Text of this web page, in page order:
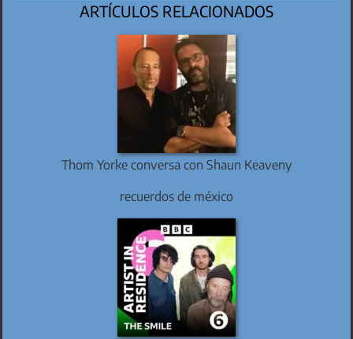
ARTÍCULOS RELACIONADOS
Thom Yorke conversa con Shaun Keaveny
recuerdos de méxico